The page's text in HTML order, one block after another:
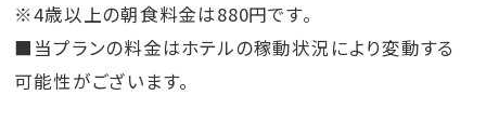
※4歳以上の朝食料金は880円です。
■当プランの料金はホテルの稼動状況により変動する
可能性がございます。